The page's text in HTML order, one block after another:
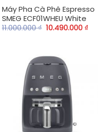
Máy Pha Cà Phê Espresso
SMEG ECF01WHEU White
11.000.000₫ 10.490.000 ₫